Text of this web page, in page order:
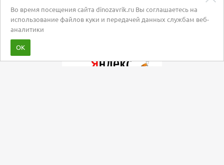
Во время посещения сайта dinozavrik.ru Вы соглашаетесь на
использование файлов куки и передачей данных службам веб-
аналитики
ОК